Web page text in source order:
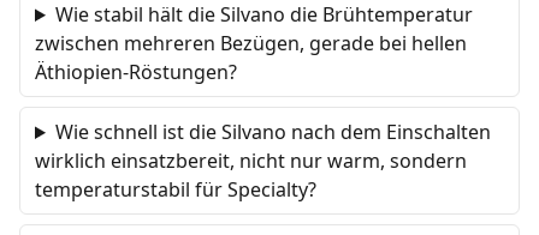
Wie stabil hält die Silvano die Brühtemperatur
zwischen mehreren Bezügen, gerade bei hellen
Äthiopien-Röstungen?
Wie schnell ist die Silvano nach dem Einschalten
wirklich einsatzbereit, nicht nur warm, sondern
temperaturstabil für Specialty?